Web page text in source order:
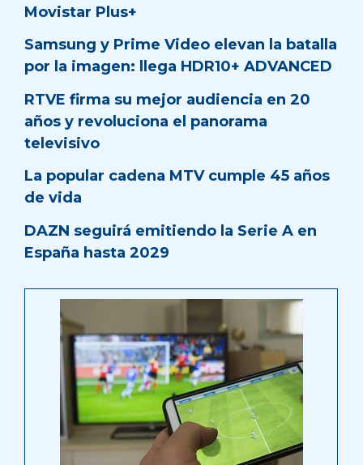
Movistar Plus+
Samsung y Prime Video elevan la batalla
por la imagen: llega HDR10+ ADVANCED
RTVE firma su mejor audiencia en 20
años y revoluciona el panorama
televisivo
La popular cadena MTV cumple 45 años
de vida
DAZN seguirá emitiendo la Serie A en
España hasta 2029